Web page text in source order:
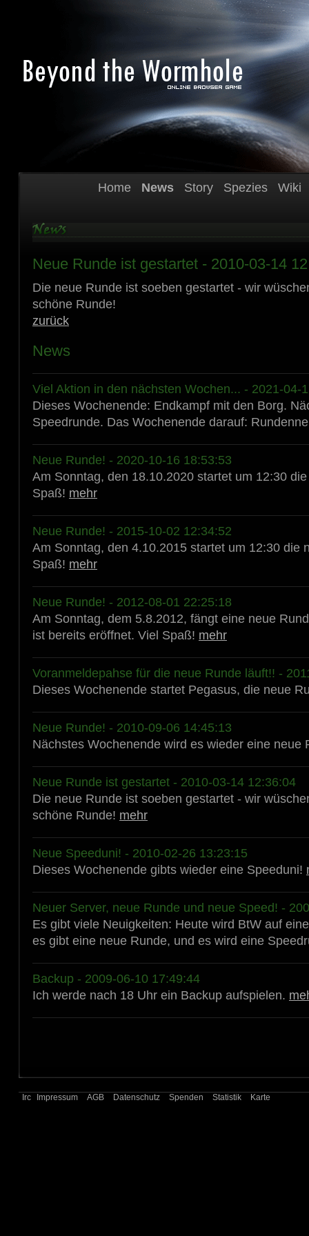
Home News Story Spezies Wiki
Neue Runde ist gestartet - 2010-03-14
Die neue Runde ist soeben gestartet - wir
schöne Runde!
zurück
News
Viel Aktion in den nächsten Wochen... - 2021-04-
Dieses Wochenende: Endkampf mit den Borg.
Speedrunde. Das Wochenende darauf:
Neue Runde! - 2020-10-16 18:53:53
Am Sonntag, den 18.10.2020 startet um 12:30
Spaß! mehr
Neue Runde! - 2015-10-02 12:34:52
Am Sonntag, den 4.10.2015 startet um 12:30 die
Spaß! mehr
Neue Runde! - 2012-08-01 22:25:18
Am Sonntag, dem 5.8.2012, fängt eine neue
ist bereits eröffnet. Viel Spaß! mehr
Voranmeldepahse für die neue Runde läuft!! -
Dieses Wochenende startet Pegasus, die neue
Neue Runde! - 2010-09-06 14:45:13
Nächstes Wochenende wird es wieder eine neue
Neue Runde ist gestartet - 2010-03-14 12:36:04
Die neue Runde ist soeben gestartet - wir
schöne Runde! mehr
Neue Speeduni! - 2010-02-26 13:23:15
Dieses Wochenende gibts wieder eine Speeduni!
Neuer Server, neue Runde und neue Speed! -
Es gibt viele Neuigkeiten: Heute wird BtW auf
es gibt eine neue Runde, und es wird eine
Backup - 2009-06-10 17:49:44
Ich werde nach 18 Uhr ein Backup aufspielen.
Irc Impressum AGB Datenschutz Spenden Statistik Karte